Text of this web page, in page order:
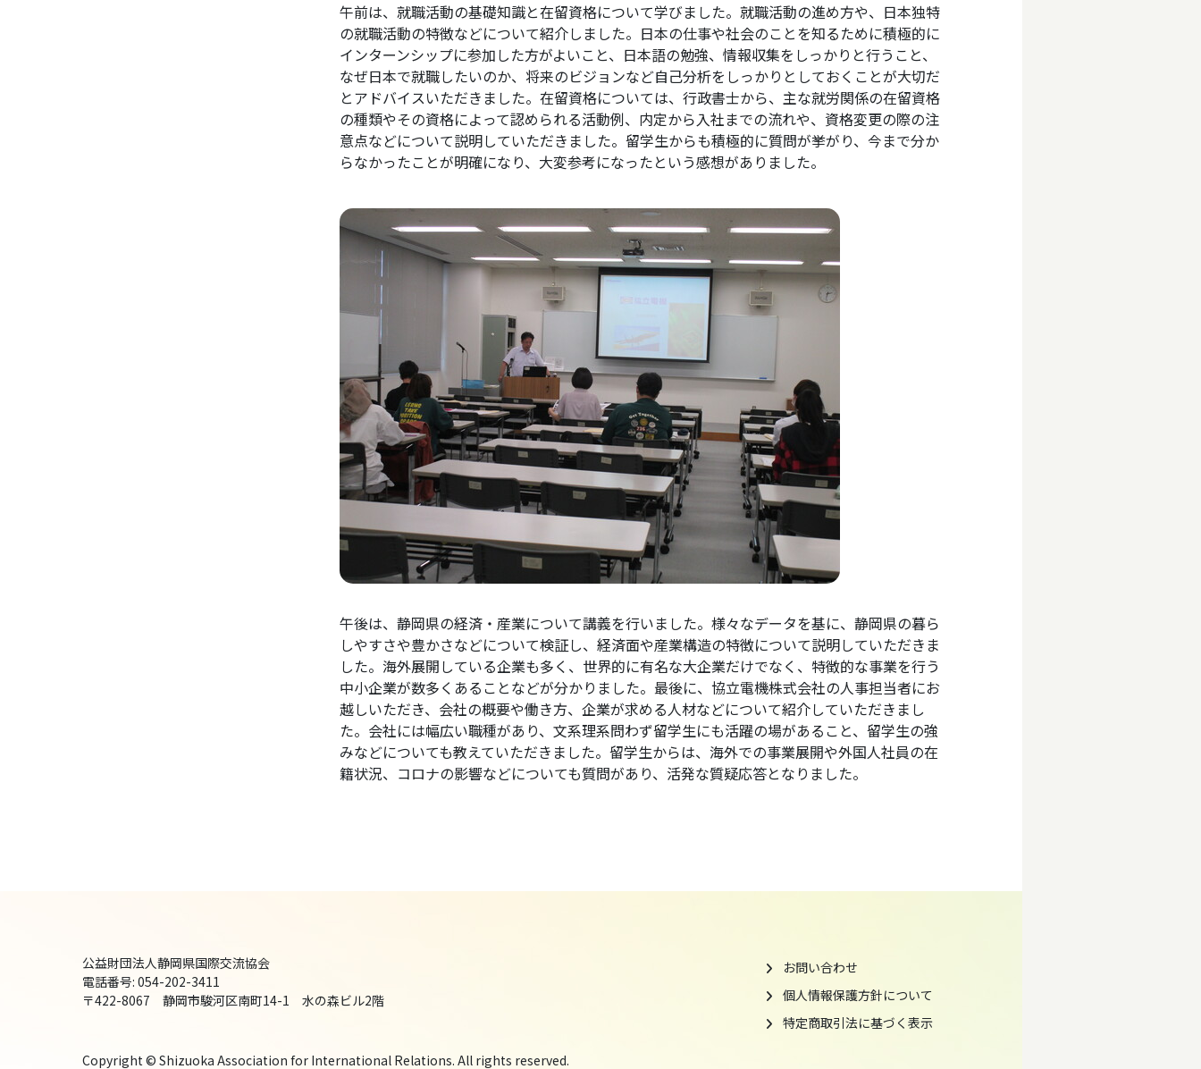
午前は、就職活動の基礎知識と在留資格について学びました。就職活動の進め方や、日本独特
の就職活動の特徴などについて紹介しました。日本の仕事や社会のことを知るために積極的に
インターンシップに参加した方がよいこと、日本語の勉強、情報収集をしっかりと行うこと、
なぜ日本で就職したいのか、将来のビジョンなど自己分析をしっかりとしておくことが大切だ
とアドバイスいただきました。在留資格については、行政書士から、主な就労関係の在留資格
の種類やその資格によって認められる活動例、内定から入社までの流れや、資格変更の際の注
意点などについて説明していただきました。留学生からも積極的に質問が挙がり、今まで分か
らなかったことが明確になり、大変参考になったという感想がありました。
午後は、静岡県の経済・産業について講義を行いました。様々なデータを基に、静岡県の暮ら
しやすさや豊かさなどについて検証し、経済面や産業構造の特徴について説明していただきま
した。海外展開している企業も多く、世界的に有名な大企業だけでなく、特徴的な事業を行う
中小企業が数多くあることなどが分かりました。最後に、協立電機株式会社の人事担当者にお
越しいただき、会社の概要や働き方、企業が求める人材などについて紹介していただきまし
た。会社には幅広い職種があり、文系理系問わず留学生にも活躍の場があること、留学生の強
みなどについても教えていただきました。留学生からは、海外での事業展開や外国人社員の在
籍状況、コロナの影響などについても質問があり、活発な質疑応答となりました。
公益財団法人静岡県国際交流協会
電話番号: 054-202-3411
〒422-8067 静岡市駿河区南町14-1 水の森ビル2階
お問い合わせ
個人情報保護方針について
特定商取引法に基づく表示
Copyright © Shizuoka Association for International Relations. All rights reserved.